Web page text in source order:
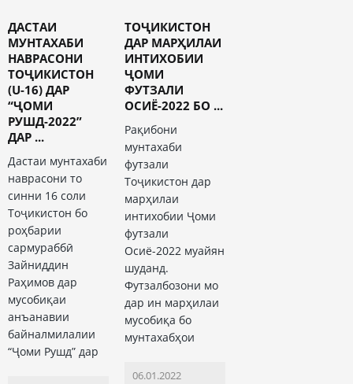
ДАСТАИ
МУНТАХАБИ
НАВРАСОНИ
ТОҶИКИСТОН
(U-16) ДАР
“ҶОМИ
РУШД-2022”
ДАР ...
Дастаи мунтахаби
наврасони то
синни 16 соли
Тоҷикистон бо
роҳбарии
сармураббӣ
Зайниддин
Раҳимов дар
мусобиқаи
анъанавии
байналмилалии
“Ҷоми Рушд” дар
ТОҶИКИСТОН
ДАР МАРҲИЛАИ
ИНТИХОБИИ
ҶОМИ
ФУТЗАЛИ
ОСИЁ-2022 БО ...
Рақибони
мунтахаби
футзали
Тоҷикистон дар
марҳилаи
интихобии Ҷоми
футзали
Осиё-2022 муайян
шуданд.
Футзалбозони мо
дар ин марҳилаи
мусобиқа бо
мунтахабҳои
06.01.2022